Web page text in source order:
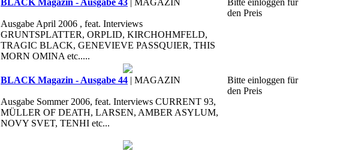
BLACK Magazin - Ausgabe 43 | MAGAZIN
Ausgabe April 2006 , feat. Interviews
GRUNTSPLATTER, ORPLID, KIRCHOHMFELD,
TRAGIC BLACK, GENEVIEVE PASSQUIER, THIS
MORN OMINA etc.....
Bitte einloggen für
den Preis
BLACK Magazin - Ausgabe 44 | MAGAZIN
Ausgabe Sommer 2006, feat. Interviews CURRENT 93,
MÜLLER OF DEATH, LARSEN, AMBER ASYLUM,
NOVY SVET, TENHI etc...
Bitte einloggen für
den Preis